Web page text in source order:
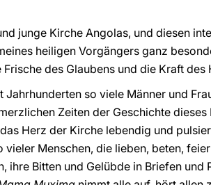
junge Kirche Angolas, und diesen
heiligen Vorgängers ganz
des Glaubens und die Kraft des
so viele Männer und
Zeiten der Geschichte
Herz der Kirche lebendig und
Menschen, die lieben, beten,
Bitten und Gelübde in Briefen und